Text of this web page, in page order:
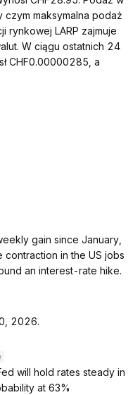
maksymalna podaż
rynkowej LARP zajmuje
W ciągu ostatnich 24
CHF0.00000285, a
gain since January,
contraction in the US jobs
an interest-rate hike.
2026.
will hold rates steady in
at 63%